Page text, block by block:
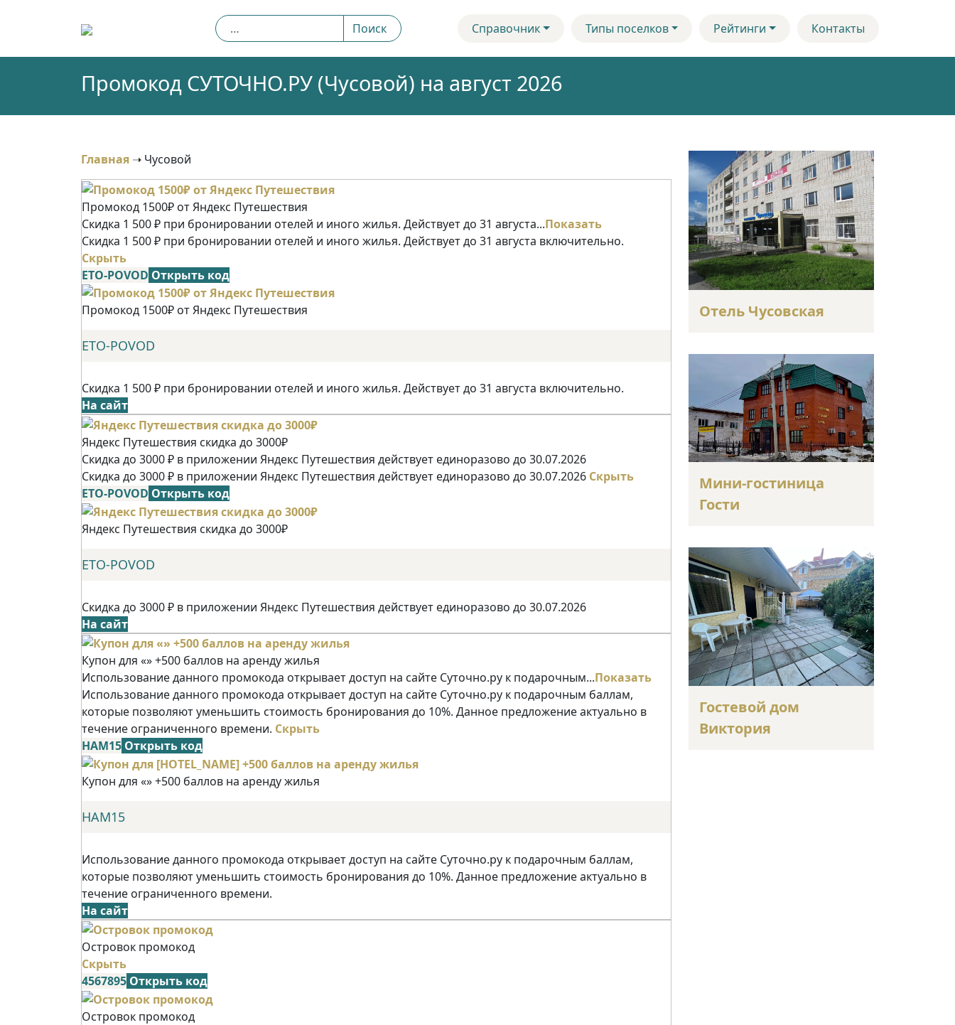
Найти: Поиск Справочник Типы поселков Рейтинги Контакты
Промокод СУТОЧНО.РУ (Чусовой) на август 2026
Главная ➝ Чусовой
Промокод 1500₽ от Яндекс Путешествия
Скидка 1 500 ₽ при бронировании отелей и иного жилья. Действует до 31 августа...Показать
Скидка 1 500 ₽ при бронировании отелей и иного жилья. Действует до 31 августа включительно.
Скрыть
ETO-POVOD Открыть код
Промокод 1500₽ от Яндекс Путешествия
ETO-POVOD
Скидка 1 500 ₽ при бронировании отелей и иного жилья. Действует до 31 августа включительно.
На сайт
Яндекс Путешествия скидка до 3000₽
Скидка до 3000 ₽ в приложении Яндекс Путешествия действует единоразово до 30.07.2026
Скидка до 3000 ₽ в приложении Яндекс Путешествия действует единоразово до 30.07.2026 Скрыть
ETO-POVOD Открыть код
Яндекс Путешествия скидка до 3000₽
ETO-POVOD
Скидка до 3000 ₽ в приложении Яндекс Путешествия действует единоразово до 30.07.2026
На сайт
Купон для «» +500 баллов на аренду жилья
Использование данного промокода открывает доступ на сайте Суточно.ру к подарочным...Показать
Использование данного промокода открывает доступ на сайте Суточно.ру к подарочным баллам,
которые позволяют уменьшить стоимость бронирования до 10%. Данное предложение актуально в
течение ограниченного времени. Скрыть
НАМ15 Открыть код
Купон для «» +500 баллов на аренду жилья
НАМ15
Использование данного промокода открывает доступ на сайте Суточно.ру к подарочным баллам,
которые позволяют уменьшить стоимость бронирования до 10%. Данное предложение актуально в
течение ограниченного времени.
На сайт
Островок промокод
Скрыть
4567895 Открыть код
Островок промокод
Отель Чусовская
Мини-гостиница
Гости
Гостевой дом
Виктория